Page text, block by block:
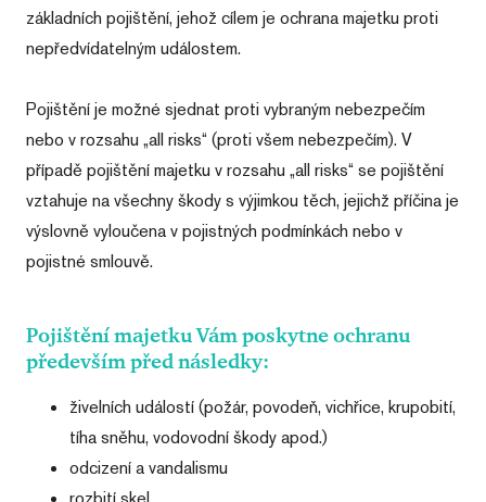
základních pojištění, jehož cílem je ochrana majetku proti
nepředvídatelným událostem.
Pojištění je možné sjednat proti vybraným nebezpečím
nebo v rozsahu „all risks“ (proti všem nebezpečím). V
případě pojištění majetku v rozsahu „all risks“ se pojištění
vztahuje na všechny škody s výjimkou těch, jejichž příčina je
výslovně vyloučena v pojistných podmínkách nebo v
pojistné smlouvě.
Pojištění majetku Vám poskytne ochranu
především před následky:
živelních událostí (požár, povodeň, vichřice, krupobití,
tíha sněhu, vodovodní škody apod.)
odcizení a vandalismu